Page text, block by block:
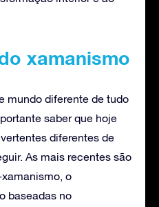
xamanismo
mundo diferente de tudo
saber que hoje
diferentes de
As mais recentes são
o
baseadas no